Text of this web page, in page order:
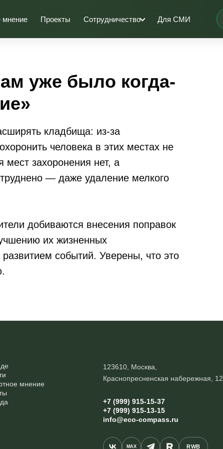
мнение Проекты Сотрудничество Для СМИ
уже было когда-
кладбища: из-за
человека в этих местах не
захоронения нет, а
— даже удаление мелкого
добиваются внесения поправок
их жизненных
событий. Уверены, что это
мнение
123610, Москва,
Краснопресненская набережная, 12
+7 (999) 915-15-37
+7 (999) 915-13-15
info@eco-compass.ru
MAX RWB